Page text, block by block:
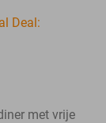
Deal:
met vrije